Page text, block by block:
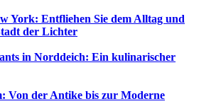
York: Entfliehen Sie dem Alltag und
der Lichter
in Norddeich: Ein kulinarischer
Von der Antike bis zur Moderne